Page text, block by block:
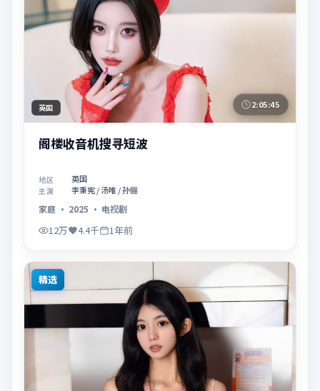
英国 2:05:45
阁楼收音机搜寻短波
地区 英国
主演 李秉宪 / 汤唯 / 孙俪
家庭 · 2025 · 电视剧
12万 4.4千 1年前
精选